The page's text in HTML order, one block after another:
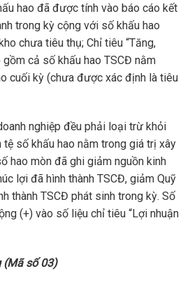
hao đã được tính vào báo cáo kết
trong kỳ cộng với số khấu hao
chưa tiêu thụ; Chỉ tiêu “Tăng,
gồm cả số khấu hao TSCĐ nằm
cuối kỳ (chưa được xác định là tiêu
nghiệp đều phải loại trừ khỏi
tệ số khấu hao nằm trong giá trị xây
hao mòn đã ghi giảm nguồn kinh
lợi đã hình thành TSCĐ, giảm Quỹ
thành TSCĐ phát sinh trong kỳ. Số
(+) vào số liệu chỉ tiêu “Lợi nhuận
(Mã số 03)